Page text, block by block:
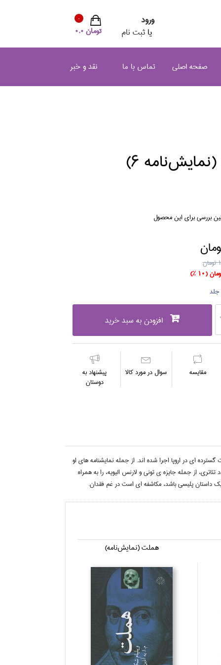
ورود
یا ثبت نام تومان 0.0
0
صفحه اصلی تماس با ما نقد و خبر
6)
بررسی برای این محصول
(10 %)
افزودن به سبد خرید
مقايسه سوال در مورد كالا
پیشنهاد به
دوستان
هايش به صورت گسترده اي در اروپا اجرا شده اند. از جمله نمايشنامه هاي او
از جمله جايزه ي توني و لارنس اليويه، را به همراه
داستان پليسي باشد، مکاشفه اي است در غم فقدان.
هملت (نمايش‌نامه)